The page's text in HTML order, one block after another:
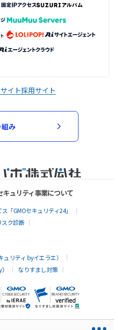
イト採用サイト
み
キュリティ事業について
「GMOセキュリティ24」
ク診断
リティ byイエラエ）
なりすまし対策